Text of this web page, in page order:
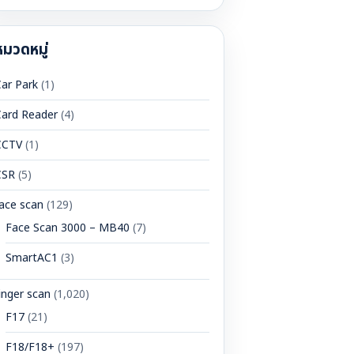
หรับ:
มวดหมู่
Park(1)
Reader(4)
(1)
(5)
scan (129)
Face Scan 3000 – MB40 (7)
SmartAC1 (3)
scan (1,020)
F17(21)
F18/F18+ (197)